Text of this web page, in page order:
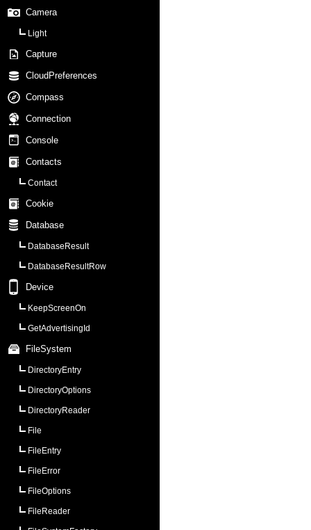
Camera
Light
Capture
CloudPreferences
Compass
Connection
Console
Contacts
Contact
Cookie
Database
DatabaseResult
DatabaseResultRow
Device
KeepScreenOn
GetAdvertisingId
FileSystem
DirectoryEntry
DirectoryOptions
DirectoryReader
File
FileEntry
FileError
FileOptions
FileReader